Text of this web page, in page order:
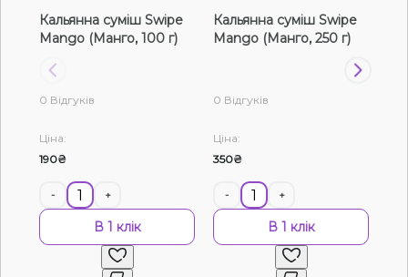
Рідини для електронних сигарет
Подарункові набори
Немає у наявності Артикул:
Тютюн Tangiers Noir №138 Kashmir Mango
(Кашмір Манго, 100 г)
Кальянна суміш Swipe
Mango (Манго, 100 г)
0 Відгуків
Ціна:
190₴
- +
В 1 клік
Кальянна суміш Swipe
Mango (Манго, 250 г)
0 Відгуків
Ціна:
350₴
- +
В 1 клік